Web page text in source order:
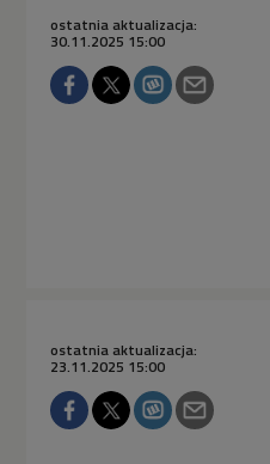
ostatnia aktualizacja:
30.11.2025 15:00
ostatnia aktualizacja:
23.11.2025 15:00